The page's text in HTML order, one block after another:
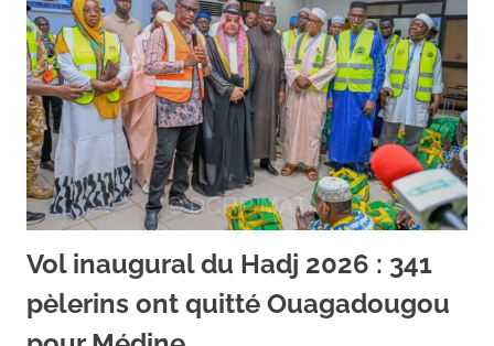
Vol inaugural du Hadj 2026 : 341
pèlerins ont quitté Ouagadougou